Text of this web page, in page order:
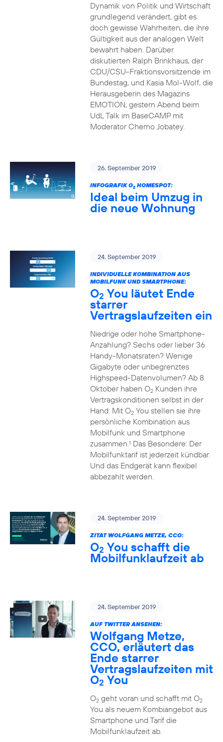
Dynamik von Politik und Wirtschaft
grundlegend verändert, gibt es
doch gewisse Wahrheiten, die ihre
Gültigkeit aus der analogen Welt
bewahrt haben. Darüber
diskutierten Ralph Brinkhaus, der
CDU/CSU-Fraktionsvorsitzende im
Bundestag, und Kasia Mol-Wolf, die
Herausgeberin des Magazins
EMOTION, gestern Abend beim
UdL Talk im BaseCAMP mit
Moderator Cherno Jobatey.
26. September 2019
INFOGRAFIK O2HOMESPOT:
Ideal beim Umzug in
die neue Wohnung
24. September 2019
INDIVIDUELLE KOMBINATION AUS
MOBILFUNK UND SMARTPHONE:
O2 You läutet Ende
starrer
Vertragslaufzeiten ein
Niedrige oder hohe Smartphone-
Anzahlung? Sechs oder lieber 36
Handy-Monatsraten? Wenige
Gigabyte oder unbegrenztes
Highspeed-Datenvolumen? Ab 8.
Oktober haben O2Kunden ihre
Vertragskonditionen selbst in der
Hand: Mit O2You stellen sie ihre
persönliche Kombination aus
Mobilfunk und Smartphone
zusammen.1 Das Besondere: Der
Mobilfunktarif ist jederzeit kündbar.
Und das Endgerät kann flexibel
abbezahlt werden.
24. September 2019
ZITAT WOLFGANG METZE, CCO:
O2 You schafft die
Mobilfunklaufzeit ab
24. September 2019
AUF TWITTER ANSEHEN:
Wolfgang Metze,
CCO, erläutert das
Ende starrer
Vertragslaufzeiten mit
O2 You
O2geht voran und schafft mit O2
You als neuem Kombiangebot aus
Smartphone und Tarif die
Mobilfunklaufzeit ab.